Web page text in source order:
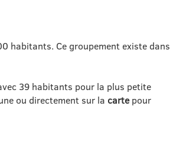
habitants. Ce groupement existe dans
39 habitants pour la plus petite
ou directement sur la cartepour